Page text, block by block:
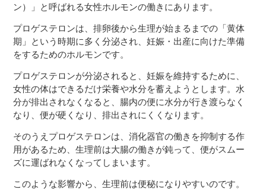
ン）」と呼ばれる女性ホルモンの働きにあります。
プロゲステロンは、排卵後から生理が始まるまでの「黄体
期」という時期に多く分泌され、妊娠・出産に向けた準備
をするためのホルモンです。
プロゲステロンが分泌されると、妊娠を維持するために、
女性の体はできるだけ栄養や水分を蓄えようとします。水
分が排出されなくなると、腸内の便に水分が行き渡らなく
なり、便が硬くなり、排出されにくくなります。
そのうえプロゲステロンは、消化器官の働きを抑制する作
用があるため、生理前は大腸の働きが鈍って、便がスムー
ズに運ばれなくなってしまいます。
このような影響から、生理前は便秘になりやすいのです。